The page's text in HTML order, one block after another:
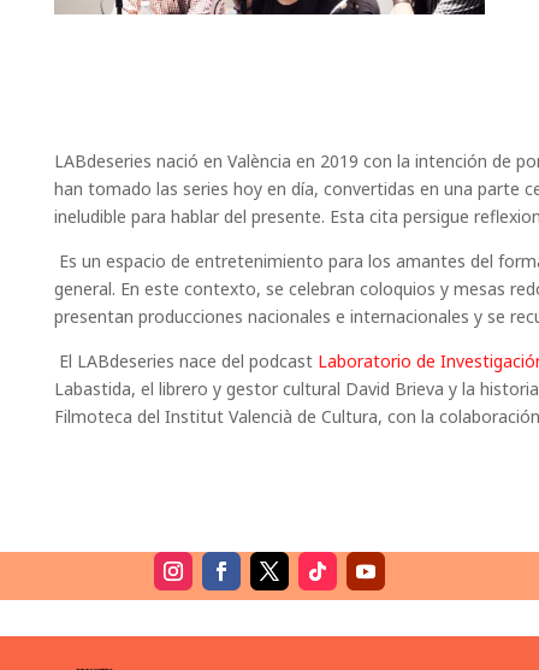
LABdeseries nació en València en 2019 con la intención de
han tomado las series hoy en día, convertidas en una parte
ineludible para hablar del presente. Esta cita persigue
Es un espacio de entretenimiento para los amantes del
general. En este contexto, se celebran coloquios y mesas
presentan producciones nacionales e internacionales y se
El LABdeseries nace del podcast Laboratorio de
Labastida, el librero y gestor cultural David Brieva y la
Filmoteca del Institut Valencià de Cultura, con la